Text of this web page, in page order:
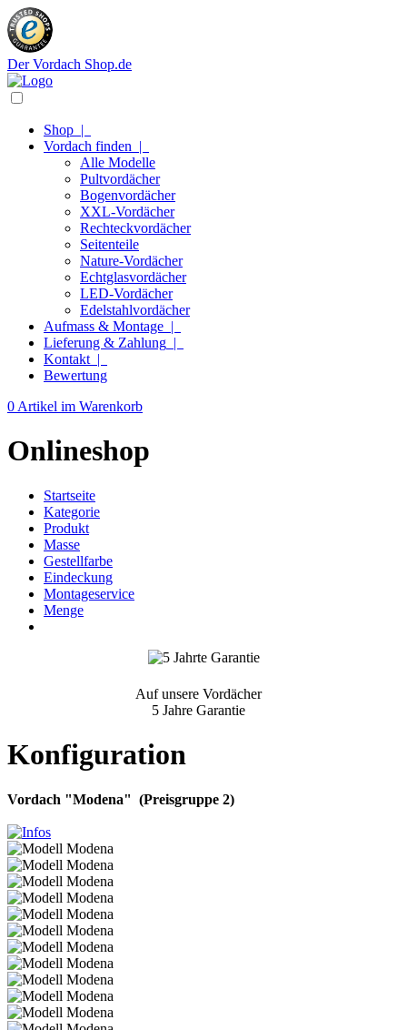
Der Vordach Shop.de
Shop |
Vordach finden |
Alle Modelle
Pultvordächer
Bogenvordächer
XXL-Vordächer
Rechteckvordächer
Seitenteile
Nature-Vordächer
Echtglasvordächer
LED-Vordächer
Edelstahlvordächer
Aufmass & Montage |
Lieferung & Zahlung |
Kontakt |
Bewertung
0 Artikel im Warenkorb
Onlineshop
Startseite
Kategorie
Produkt
Masse
Gestellfarbe
Eindeckung
Montageservice
Menge
Auf unsere Vordächer
5 Jahre Garantie
Konfiguration
Vordach "Modena" (Preisgruppe 2)